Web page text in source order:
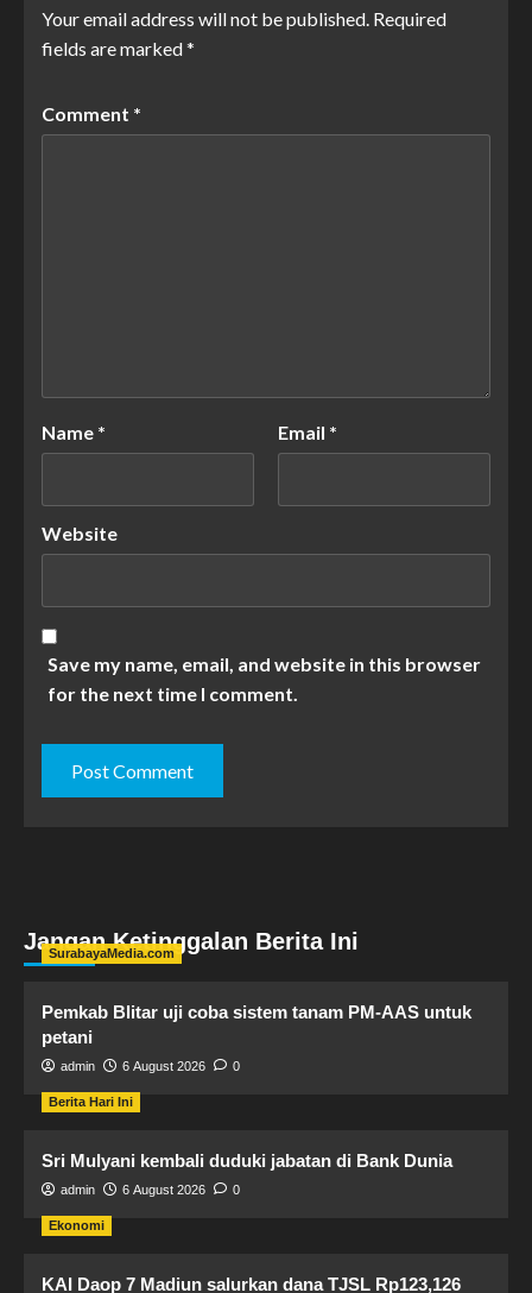
Your email address will not be published. Required
fields are marked*
Comment *
Name * Email *
Website
Save my name, email, and website in this browser
for the next time I comment.
Jangan Ketinggalan Berita Ini
SurabayaMedia.com
Pemkab Blitar uji coba sistem tanam PM-AAS untuk
petani
admin 6 August 2026 0
Berita Hari Ini
Sri Mulyani kembali duduki jabatan di Bank Dunia
admin 6 August 2026 0
Ekonomi
KAI Daop 7 Madiun salurkan dana TJSL Rp123,126